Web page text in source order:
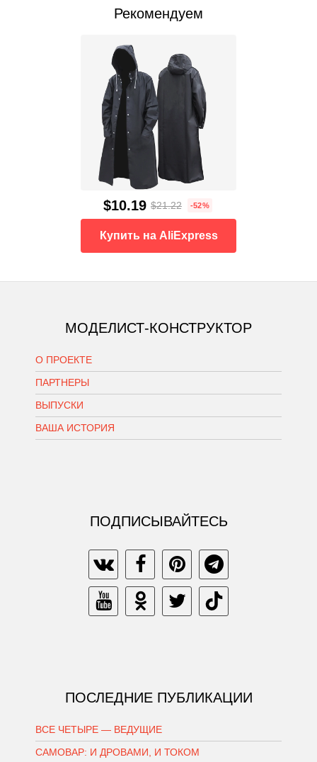
Рекомендуем
$10.19 $21.22 -52%
Купить на AliExpress
МОДЕЛИСТ-КОНСТРУКТОР
О ПРОЕКТЕ
ПАРТНЕРЫ
ВЫПУСКИ
ВАША ИСТОРИЯ
ПОДПИСЫВАЙТЕСЬ
ПОСЛЕДНИЕ ПУБЛИКАЦИИ
ВСЕ ЧЕТЫРЕ — ВЕДУЩИЕ
САМОВАР: И ДРОВАМИ, И ТОКОМ